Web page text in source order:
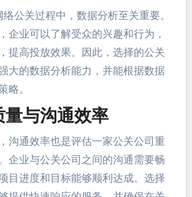
公关过程中，数据分析至关重要。
企业可以了解受众的兴趣和行为，
提高投放效果。因此，选择的公关
大的数据分析能力，并能根据数据
略。
量与沟通效率
沟通效率也是评估一家公关公司重
企业与公关公司之间的沟通需要畅
目进度和目标能够顺利达成。选择